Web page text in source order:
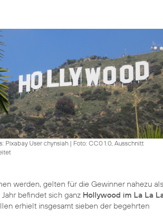
Pixabay User chynsiah| Foto: CC0 1.0, Ausschnitt
werden, gelten für die Gewinner nahezu als
befindet sich ganz Hollywood im La La
erhielt insgesamt sieben der begehrten